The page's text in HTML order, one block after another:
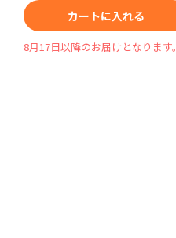
カートに入れる
8月17日以降のお届けとなります。